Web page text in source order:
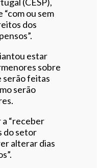
“com ou sem
dos
estar
sobre
serão feitas
serão
a “receber
do setor
alterar dias